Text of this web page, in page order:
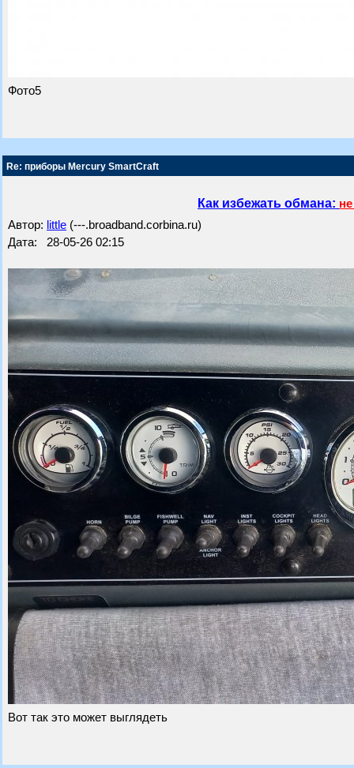
Фото5
Re: приборы Mercury SmartCraft
Как избежать обмана:
Автор: little (---.broadband.corbina.ru)
Дата: 28-05-26 02:15
Вот так это может выглядеть